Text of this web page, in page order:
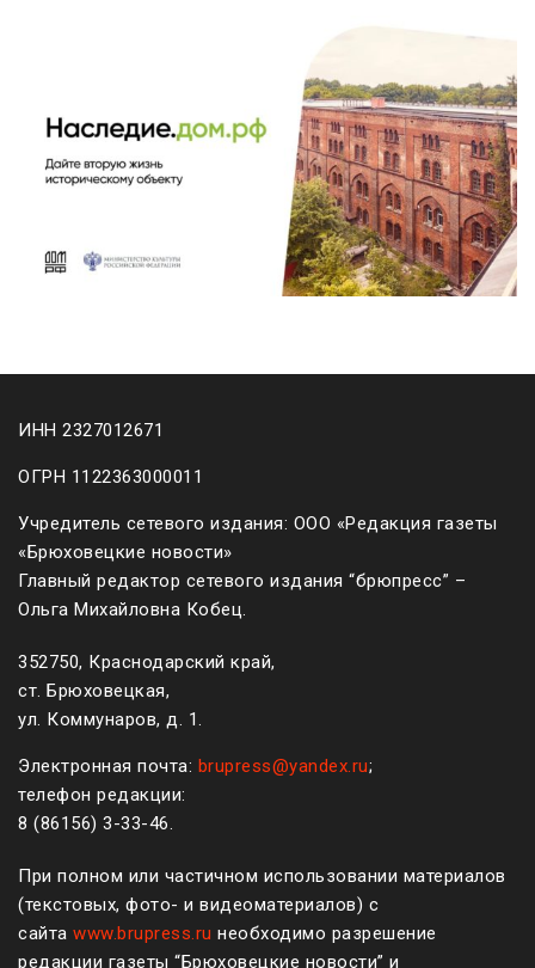
ИНН 2327012671
ОГРН 1122363000011
Учредитель сетевого издания: ООО «Редакция газеты
«Брюховецкие новости»
Главный редактор сетевого издания “брюпресс” –
Ольга Михайловна Кобец.
352750, Краснодарский край,
ст. Брюховецкая,
ул. Коммунаров, д. 1.
Электронная почта: brupress@yandex.ru;
телефон редакции:
8 (861 56) 3-33-46.
При полном или частичном использовании материалов
(текстовых, фото- и видеоматериалов) с
сайта www.brupress.ru необходимо разрешение
редакции газеты “Брюховецкие новости” и